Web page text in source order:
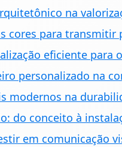
na
cores para transmitir
eficiente para
personalizado na
modernos na
do conceito à
em comunicação